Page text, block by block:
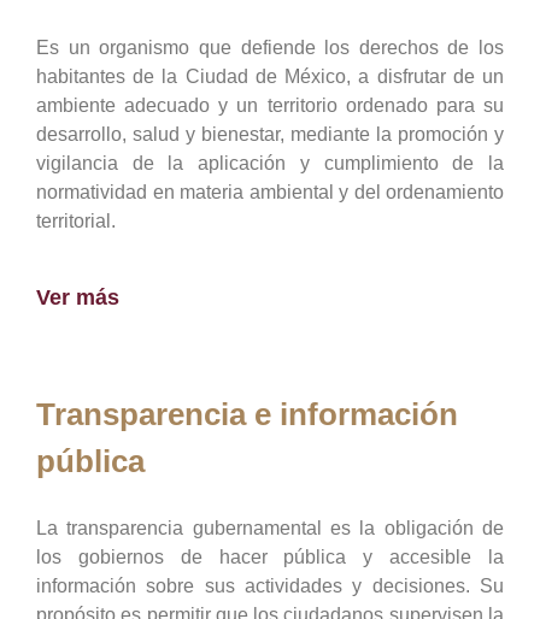
Es un organismo que defiende los derechos de los
habitantes de la Ciudad de México, a disfrutar de un
ambiente adecuado y un territorio ordenado para su
desarrollo, salud y bienestar, mediante la promoción y
vigilancia de la aplicación y cumplimiento de la
normatividad en materia ambiental y del ordenamiento
territorial.
Ver más
Transparencia e información
pública
La transparencia gubernamental es la obligación de
los gobiernos de hacer pública y accesible la
información sobre sus actividades y decisiones. Su
propósito es permitir que los ciudadanos supervisen la